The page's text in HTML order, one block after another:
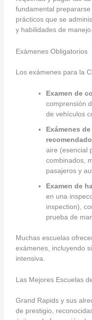
fundamental
prácticos que se
y habilidades de manejo.
Exámenes Obligatorios
Los exámenes para la
Examen de
comprensión
de vehículos
Exámenes
aire (esencial
combinados,
pasajeros y
Examen de
en una
inspection),
prueba de
Muchas escuelas
exámenes, incluyendo
intensiva.
Las Mejores Escuelas
Grand Rapids y sus
de prestigio,